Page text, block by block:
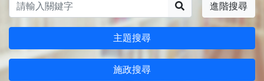
進階搜尋
主題搜尋
施政搜尋